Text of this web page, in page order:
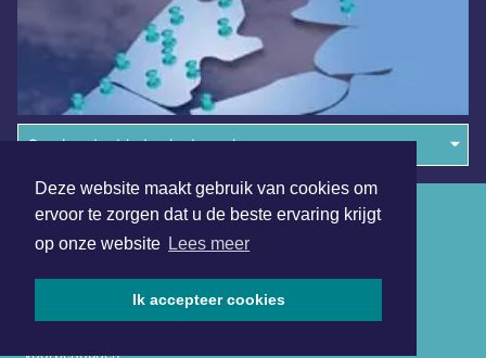
Deze website maakt gebruik van cookies om
ervoor te zorgen dat u de beste ervaring krijgt
op onze website Lees meer
Ik accepteer cookies
Overige dagbladen in de regio
voorbehouden
Algemene voorwaarden
Disclaimer